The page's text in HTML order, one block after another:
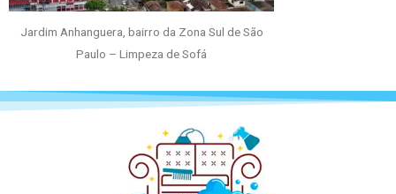
Jardim Anhanguera, bairro da Zona Sul de São
Paulo – Limpeza de Sofá